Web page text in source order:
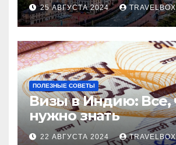
25 АВГУСТА 2024
ПОЛЕЗНЫЕ СОВЕТЫ
Визы в Индию: Все,
нужно знать
22 АВГУСТА 2024